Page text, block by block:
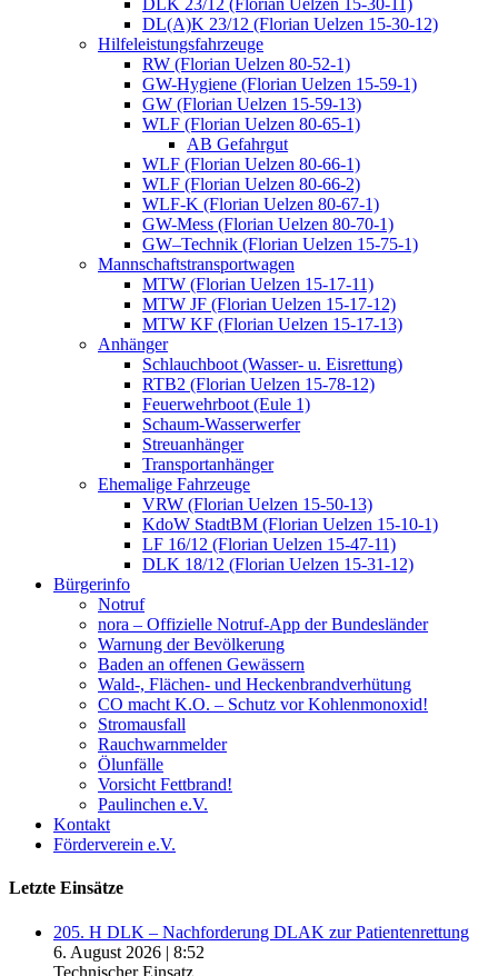
DLK 23/12 (Florian Uelzen 15-30-11)
DL(A)K 23/12 (Florian Uelzen 15-30-12)
Hilfeleistungsfahrzeuge
RW (Florian Uelzen 80-52-1)
GW-Hygiene (Florian Uelzen 15-59-1)
GW (Florian Uelzen 15-59-13)
WLF (Florian Uelzen 80-65-1)
AB Gefahrgut
WLF (Florian Uelzen 80-66-1)
WLF (Florian Uelzen 80-66-2)
WLF-K (Florian Uelzen 80-67-1)
GW-Mess (Florian Uelzen 80-70-1)
GW–Technik (Florian Uelzen 15-75-1)
Mannschaftstransportwagen
MTW (Florian Uelzen 15-17-11)
MTW JF (Florian Uelzen 15-17-12)
MTW KF (Florian Uelzen 15-17-13)
Anhänger
Schlauchboot (Wasser- u. Eisrettung)
RTB2 (Florian Uelzen 15-78-12)
Feuerwehrboot (Eule 1)
Schaum-Wasserwerfer
Streuanhänger
Transportanhänger
Ehemalige Fahrzeuge
VRW (Florian Uelzen 15-50-13)
KdoW StadtBM (Florian Uelzen 15-10-1)
LF 16/12 (Florian Uelzen 15-47-11)
DLK 18/12 (Florian Uelzen 15-31-12)
Bürgerinfo
Notruf
nora – Offizielle Notruf-App der Bundesländer
Warnung der Bevölkerung
Baden an offenen Gewässern
Wald-, Flächen- und Heckenbrandverhütung
CO macht K.O. – Schutz vor Kohlenmonoxid!
Stromausfall
Rauchwarnmelder
Ölunfälle
Vorsicht Fettbrand!
Paulinchen e.V.
Kontakt
Förderverein e.V.
Letzte Einsätze
205. H DLK – Nachforderung DLAK zur Patientenrettung
6. August 2026 | 8:52
Technischer Einsatz